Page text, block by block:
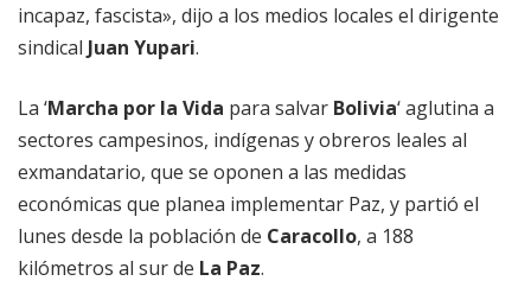
incapaz, fascista», dijo a los medios locales el dirigente
sindical Juan Yupari.
La ‘Marcha por la Vida para salvar Bolivia‘ aglutina a
sectores campesinos, indígenas y obreros leales al
exmandatario, que se oponen a las medidas
económicas que planea implementar Paz, y partió el
lunes desde la población de Caracollo, a 188
kilómetros al sur de La Paz.